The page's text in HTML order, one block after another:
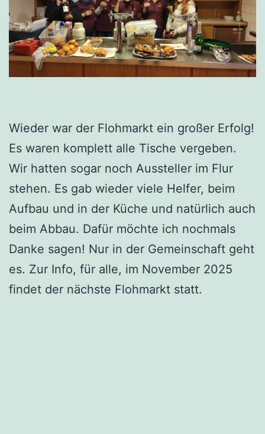
Wieder war der Flohmarkt ein großer Erfolg!
Es waren komplett alle Tische vergeben.
Wir hatten sogar noch Aussteller im Flur
stehen. Es gab wieder viele Helfer, beim
Aufbau und in der Küche und natürlich auch
beim Abbau. Dafür möchte ich nochmals
Danke sagen! Nur in der Gemeinschaft geht
es. Zur Info, für alle, im November 2025
findet der nächste Flohmarkt statt.